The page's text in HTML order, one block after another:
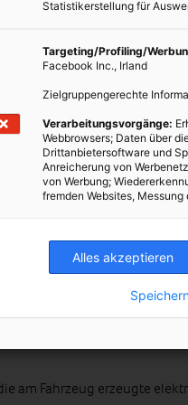
von Fahrzeugen
allein mit den rund 9000
2.200 kleine Haushalte
der Straßenbahnen ist
in
möglich, wenn sich im
Energie direkt
herkömmliche Art bremsen,
Im Winter kann
geht sie verloren.
am Fahrzeug erzeugte
Statistikerstellung für
Targeting/Profiling/
Facebook Inc., Irland
Zielgruppengerechte
Verarbeitungsvorgänge:
Webbrowsers; Daten über
Drittanbietersoftware und
Anreicherung von
von Werbung;
fremden Websites, Messung
Alles akzeptieren